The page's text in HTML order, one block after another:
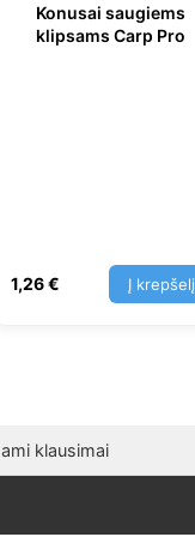
Konusai saugiems
klipsams Carp Pro
1,26€ Į krepšelį
klausimai